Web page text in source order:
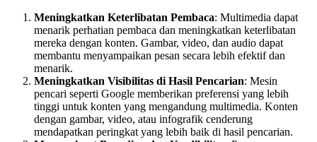
Meningkatkan Keterlibatan Pembaca: Multimedia dapat
menarik perhatian pembaca dan meningkatkan keterlibatan
mereka dengan konten. Gambar, video, dan audio dapat
membantu menyampaikan pesan secara lebih efektif dan
menarik.
Meningkatkan Visibilitas di Hasil Pencarian: Mesin
pencari seperti Google memberikan preferensi yang lebih
tinggi untuk konten yang mengandung multimedia. Konten
dengan gambar, video, atau infografik cenderung
mendapatkan peringkat yang lebih baik di hasil pencarian.